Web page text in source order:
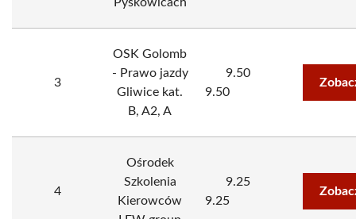
3
OSK Golomb
- Prawo jazdy
Gliwice kat.
B, A2, A
9.50
9.50
4
Ośrodek
Szkolenia
Kierowców
9.25
9.25